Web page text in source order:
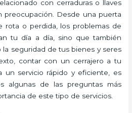
con cerraduras o llaves
preocupación. Desde una puerta
rota o perdida, los problemas de
tu día a día, sino que también
seguridad de tus bienes y seres
contar con un cerrajero a tu
un servicio rápido y eficiente, es
algunas de las preguntas más
de este tipo de servicios.